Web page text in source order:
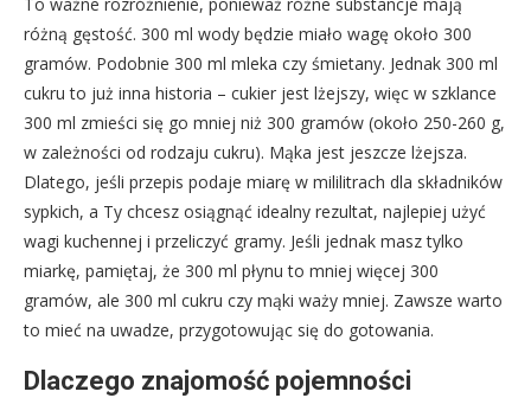
różną gęstość. 300 ml wody będzie miało wagę około 300
gramów. Podobnie 300 ml mleka czy śmietany. Jednak 300 ml
cukru to już inna historia – cukier jest lżejszy, więc w szklance
300 ml zmieści się go mniej niż 300 gramów (około 250-260 g,
w zależności od rodzaju cukru). Mąka jest jeszcze lżejsza.
Dlatego, jeśli przepis podaje miarę w mililitrach dla składników
sypkich, a Ty chcesz osiągnąć idealny rezultat, najlepiej użyć
wagi kuchennej i przeliczyć gramy. Jeśli jednak masz tylko
miarkę, pamiętaj, że 300 ml płynu to mniej więcej 300
gramów, ale 300 ml cukru czy mąki waży mniej. Zawsze warto
to mieć na uwadze, przygotowując się do gotowania.
Dlaczego znajomość pojemności